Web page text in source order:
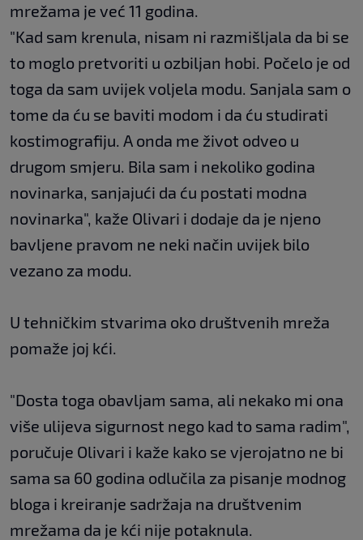
mrežama je već 11 godina.
"Kad sam krenula, nisam ni razmišljala da bi se
to moglo pretvoriti u ozbiljan hobi. Počelo je od
toga da sam uvijek voljela modu. Sanjala sam o
tome da ću se baviti modom i da ću studirati
kostimografiju. A onda me život odveo u
drugom smjeru. Bila sam i nekoliko godina
novinarka, sanjajući da ću postati modna
novinarka", kaže Olivari i dodaje da je njeno
bavljene pravom ne neki način uvijek bilo
vezano za modu.
U tehničkim stvarima oko društvenih mreža
pomaže joj kći.
"Dosta toga obavljam sama, ali nekako mi ona
više ulijeva sigurnost nego kad to sama radim",
poručuje Olivari i kaže kako se vjerojatno ne bi
sama sa 60 godina odlučila za pisanje modnog
bloga i kreiranje sadržaja na društvenim
mrežama da je kći nije potaknula.